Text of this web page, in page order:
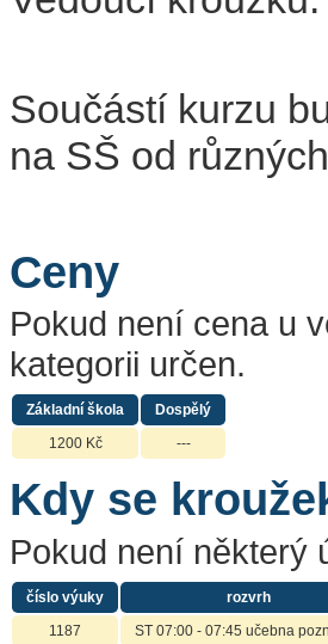
Součástí kurzu
na SŠ od
Ceny
Pokud není cena u
kategorii určen.
Základní škola
Dospělý
1200 Kč
---
Kdy se
Pokud není některý
číslo výuky
rozvrh
1187
ST 07:00 - 07:45 učebna